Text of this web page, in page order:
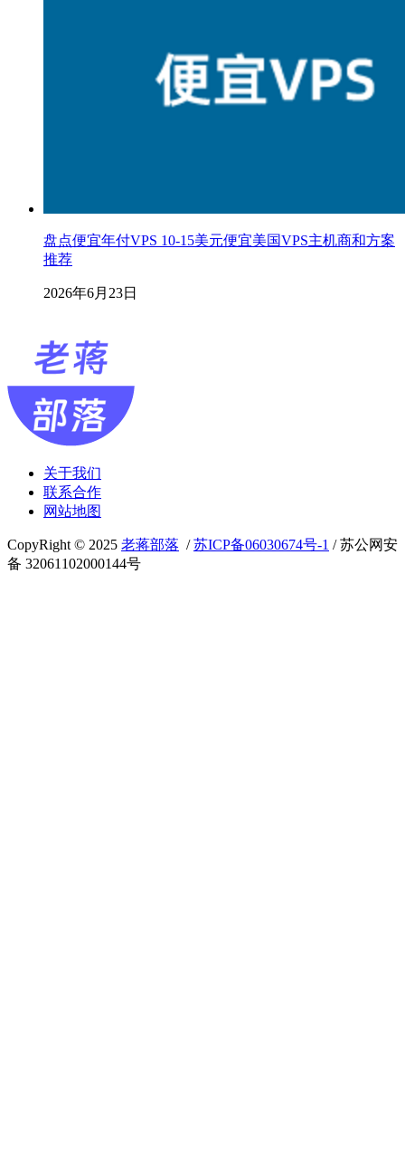
盘点便宜年付VPS 10-15美元便宜美国VPS主机商和方案
推荐
2026年6月23日
关于我们
联系合作
网站地图
CopyRight © 2025 老蒋部落 /苏ICP备06030674号-1 / 苏公网安
备 32061102000144号